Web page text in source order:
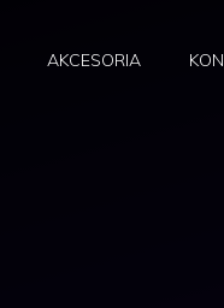
AKCESORIA